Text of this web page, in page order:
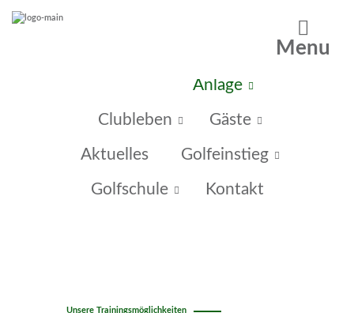
Anlage
Clubleben Gäste
Aktuelles Golfeinstieg
Golfschule Kontakt
Menu
Unsere Trainingsmöglichkeiten